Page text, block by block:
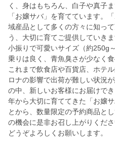
く、身はもちろん、白子や真子
「お嬢サバ」を育てています。
域産品として多くの方々に知っ
う、大切に育てご提供していきま
小振りで可愛いサイズ（約250g
乗りは良く、青魚臭さが少なく食
これまで飲食店や百貨店、ホテ
ロナの影響で出荷が難しい状況
の中、新しいお客様にお届けで
年から大切に育ててきた「お嬢
とから、数量限定の予約商品と
の機会に是非お召し上がりくださ
どうぞよろしくお願いします。